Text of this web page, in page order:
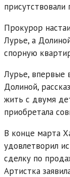
Прокурор
Лурье, а
спорную
Лурье, впервые
Долиной,
жить с двумя
приобретала
В конце марта
удовлетворил
сделку по
Артистка